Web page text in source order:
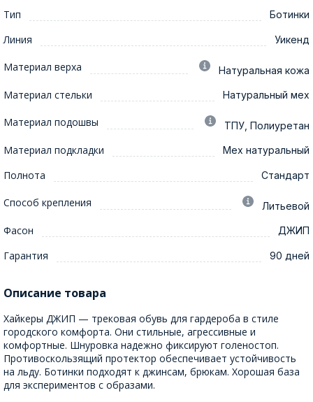
Тип Ботинки
Линия Уикенд
Материал верха Натуральная кожа
Материал стельки Натуральный мех
Материал подошвы ТПУ, Полиуретан
Материал подкладки Мех натуральный
Полнота Стандарт
Способ крепления Литьевой
Фасон ДЖИП
Гарантия 90 дней
Описание товара
Хайкеры ДЖИП — трековая обувь для гардероба в стиле
городского комфорта. Они стильные, агрессивные и
комфортные. Шнуровка надежно фиксируют голеностоп.
Противоскользящий протектор обеспечивает устойчивость
на льду. Ботинки подходят к джинсам, брюкам. Хорошая база
для экспериментов с образами.